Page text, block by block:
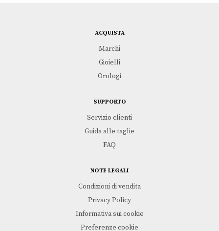
ACQUISTA
Marchi
Gioielli
Orologi
SUPPORTO
Servizio clienti
Guida alle taglie
FAQ
NOTE LEGALI
Condizioni di vendita
Privacy Policy
Informativa sui cookie
Preferenze cookie